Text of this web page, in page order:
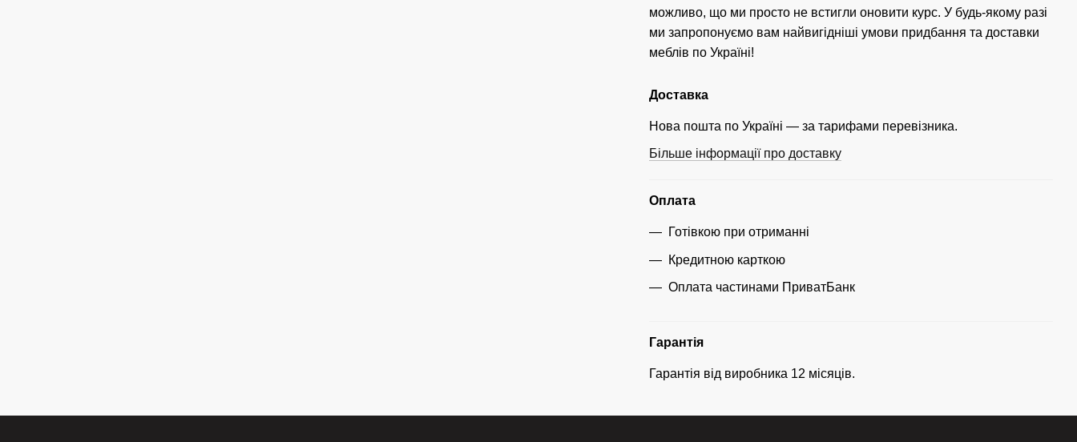
можливо, що ми просто не встигли оновити курс. У будь-якому разі
ми запропонуємо вам найвигідніші умови придбання та доставки
меблів по Україні!
Доставка
Нова пошта по Україні — за тарифами перевізника.
Більше інформації про доставку
Оплата
Готівкою при отриманні
Кредитною карткою
Оплата частинами ПриватБанк
Гарантія
Гарантія від виробника 12 місяців.